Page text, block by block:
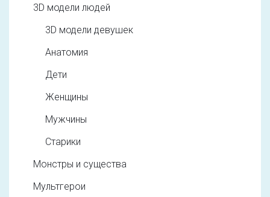
3D модели людей
3D модели девушек
Анатомия
Дети
Женщины
Мужчины
Старики
Монстры и существа
Мультгерои